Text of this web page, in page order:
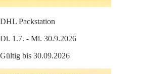
DHL Packstation
Di. 1.7. - Mi. 30.9.2026
Gültig bis 30.09.2026